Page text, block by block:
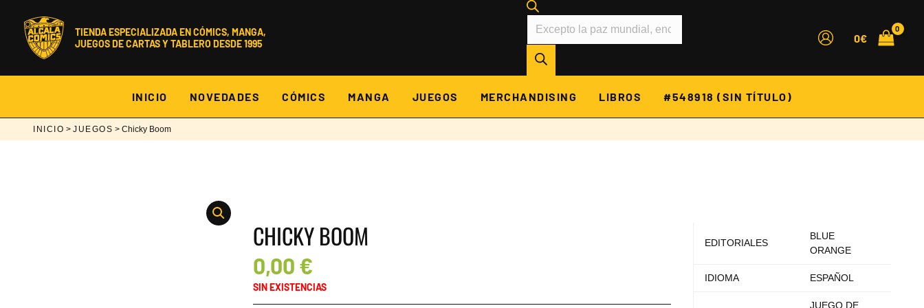
contenido
TIENDA ESPECIALIZADA EN CÓMICS, MANGA,
JUEGOS DE CARTAS Y TABLERO DESDE 1995
Búsqueda
de
0€
INICIO NOVEDADES CÓMICS MANGA JUEGOS MERCHANDISING LIBROS #548918 (SIN TÍTULO)
INICIO > JUEGOS > Chicky Boom
CHICKY BOOM
0,00 €
SIN EXISTENCIAS
EDITORIALES
BLUE
ORANGE
IDIOMA ESPAÑOL
JUEGO DE